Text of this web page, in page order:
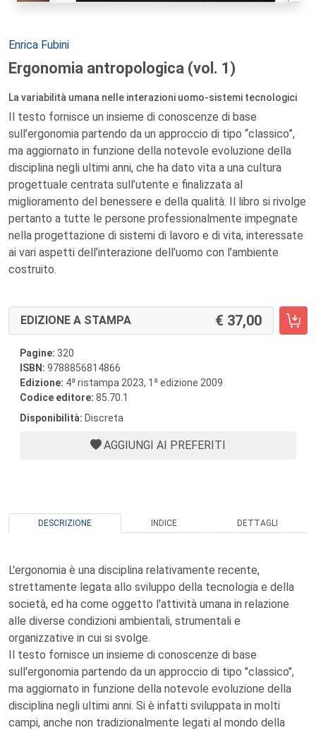
Autori:
Enrica Fubini
Ergonomia antropologica (vol. 1)
La variabilità umana nelle interazioni uomo-sistemi tecnologici
Il testo fornisce un insieme di conoscenze di base
sull’ergonomia partendo da un approccio di tipo “classico”,
ma aggiornato in funzione della notevole evoluzione della
disciplina negli ultimi anni, che ha dato vita a una cultura
progettuale centrata sull’utente e finalizzata al
miglioramento del benessere e della qualità. Il libro si rivolge
pertanto a tutte le persone professionalmente impegnate
nella progettazione di sistemi di lavoro e di vita, interessate
ai vari aspetti dell’interazione dell’uomo con l’ambiente
costruito.
EDIZIONE A STAMPA 37,00
Pagine: 320
ISBN: 9788856814866
Edizione: 4a ristampa 2023, 1 a edizione 2009
Codice editore: 85.70.1
Disponibilità: Discreta
AGGIUNGI AI PREFERITI
DESCRIZIONE INDICE DETTAGLI
L'ergonomia è una disciplina relativamente recente,
strettamente legata allo sviluppo della tecnologia e della
società, ed ha come oggetto l'attività umana in relazione
alle diverse condizioni ambientali, strumentali e
organizzative in cui si svolge.
Il testo fornisce un insieme di conoscenze di base
sull'ergonomia partendo da un approccio di tipo "classico",
ma aggiornato in funzione della notevole evoluzione della
disciplina negli ultimi anni. Si è infatti sviluppata in molti
campi, anche non tradizionalmente legati al mondo della